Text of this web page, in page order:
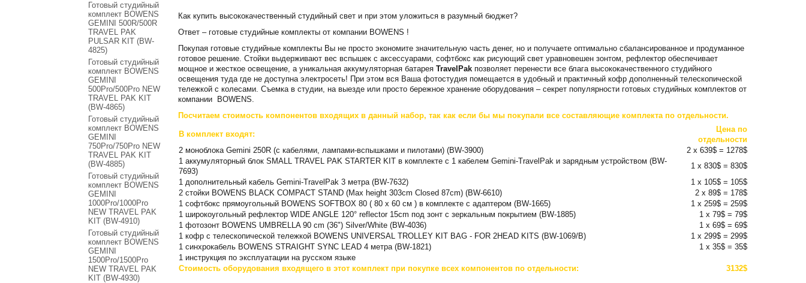
Как купить высококачественный студийный свет и при этом уложиться в разумный бюджет?
Ответ – готовые студийные комплекты от компании BOWENS !
Покупая готовые студийные комплекты Вы не просто экономите значительную часть денег, но и получаете оптимально сбалансированное и продуманное
готовое решение. Стойки выдерживают вес вспышек с аксессуарами, софтбокс как рисующий свет уравновешен зонтом, рефлектор обеспечивает
мощное и жесткое освещение, а уникальная аккумуляторная батарея TravelPak позволяет перенести все блага высококачественного студийного
освещения туда где не доступна электросеть! При этом вся Ваша фотостудия помещается в удобный и практичный кофр дополненный телескопической
тележкой с колесами. Съемка в студии, на выезде или просто бережное хранение оборудования – секрет популярности готовых студийных комплектов от
компании BOWENS.
Посчитаем стоимость компонентов входящих в данный набор, так как если бы мы покупали все составляющие комплекта по отдельности.
В комплект входят:
Цена по
отдельности
2 моноблока Gemini 250R (с кабелями, лампами-вспышками и пилотами) (BW-3900)
2 x 639$ = 1278$
1 аккумуляторный блок SMALL TRAVEL PAK STARTER KIT в комплекте с 1 кабелем Gemini-TravelPak и зарядным устройством (BW-
7693)
1 x 830$ = 830$
1 дополнительный кабель Gemini-TravelPak 3 метра (BW-7632)
1 x 105$ = 105$
2 стойки BOWENS BLACK COMPACT STAND (Max height 303cm Closed 87cm) (BW-6610)
2 x 89$ = 178$
1 софтбокс прямоугольный BOWENS SOFTBOX 80 ( 80 x 60 см ) в комплекте с адаптером (BW-1665)
1 x 259$ = 259$
1 широкоугольный рефлектор WIDE ANGLE 120° reflector 15cm под зонт с зеркальным покрытием (BW-1885)
1 x 79$ = 79$
1 фотозонт BOWENS UMBRELLA 90 cm (36") Silver/White (BW-4036)
1 x 69$ = 69$
1 кофр c телескопической тележкой BOWENS UNIVERSAL TROLLEY KIT BAG - FOR 2HEAD KITS (BW-1069/B)
1 x 299$ = 299$
1 синхрокабель BOWENS STRAIGHT SYNC LEAD 4 метра (BW-1821)
1 x 35$ = 35$
1 инструкция по эксплуатации на русском языке
Стоимость оборудования входящего в этот комплект при покупке всех компонентов по отдельности:
3132$
Готовый студийный
комплект BOWENS
GEMINI 500R/500R
TRAVEL PAK
PULSAR KIT (BW-
4825)
Готовый студийный
комплект BOWENS
GEMINI
500Pro/500Pro NEW
TRAVEL PAK KIT
(BW-4865)
Готовый студийный
комплект BOWENS
GEMINI
750Pro/750Pro NEW
TRAVEL PAK KIT
(BW-4885)
Готовый студийный
комплект BOWENS
GEMINI
1000Pro/1000Pro
NEW TRAVEL PAK
KIT (BW-4910)
Готовый студийный
комплект BOWENS
GEMINI
1500Pro/1500Pro
NEW TRAVEL PAK
KIT (BW-4930)